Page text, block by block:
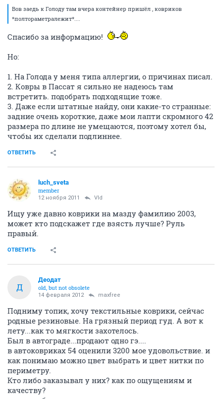
Вов заедь к Голоду там вчера контейнер пришёл , ковриков
*полтораметралежит*....
Спасибо за информацию!
Но:
1. На Голода у меня типа аллергии, о причинах писал.
2. Ковры в Пассат я сильно не надеюсь там
встретить. подобрать подходящие тоже.
3. Даже если штатные найду, они какие-то странные:
задние очень короткие, даже мои лапти скромного 42
размера по длине не умещаются, поэтому хотел бы,
чтобы их сделали подлиннее.
ОТВЕТИТЬ
luch_sveta
member
12 ноября 2011 Vld
Ищу уже давно коврики на мазду фамилию 2003,
может кто подскажет где взясть лучше? Руль
правый.
ОТВЕТИТЬ
Д
Деодат
old, but not obsolete
14 февраля 2012 maxfree
Подниму топик, хочу текстильные коврики, сейчас
родные резиновые. На грязный период гуд. А вот к
лету...как то мягкости захотелось.
Был в автограде...продают одно гэ....
в автоковриках 54 оценили 3200 мое удовольствие. и
как понимаю можно цвет выбрать и цвет нитки по
периметру.
Кто либо заказывал у них? как по ощущениям и
качеству?